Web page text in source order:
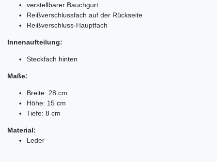
verstellbarer Bauchgurt
Reißverschlussfach auf der Rückseite
Reißverschluss-Hauptfach
Innenaufteilung:
Steckfach hinten
Maße:
Breite: 28 cm
Höhe: 15 cm
Tiefe: 8 cm
Material:
Leder